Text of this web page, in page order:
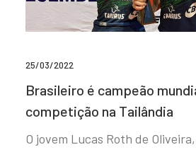
25/03/2022
Brasileiro é campeão
competição na Tailândia
O jovem Lucas Roth de